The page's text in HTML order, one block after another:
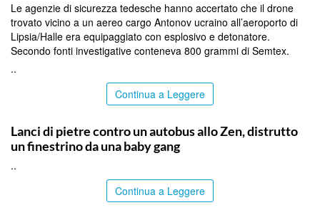
Le agenzie di sicurezza tedesche hanno accertato che il drone
trovato vicino a un aereo cargo Antonov ucraino all’aeroporto di
Lipsia/Halle era equipaggiato con esplosivo e detonatore.
Secondo fonti investigative conteneva 800 grammi di Semtex.
..
Continua a Leggere
Lanci di pietre contro un autobus allo Zen, distrutto
un finestrino da una baby gang
..
Continua a Leggere